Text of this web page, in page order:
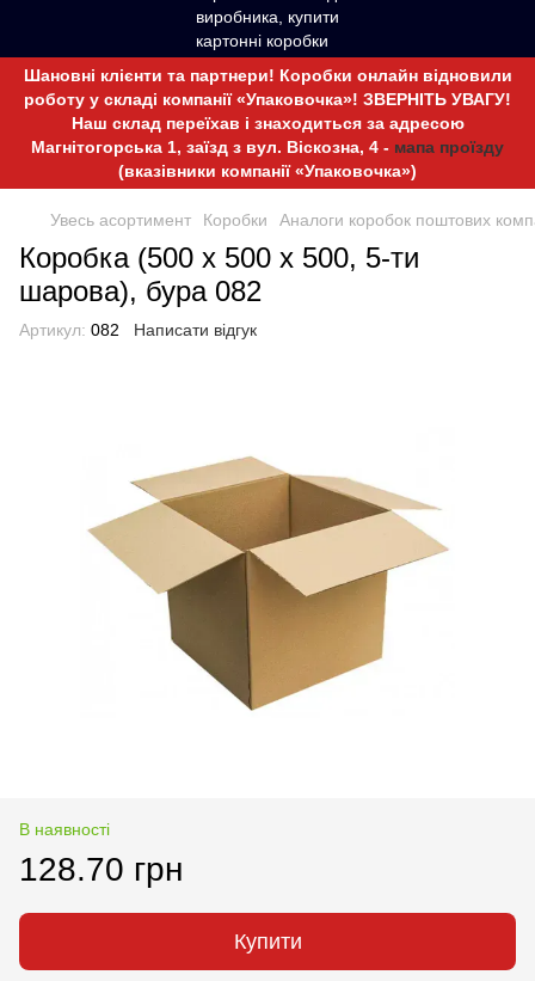
Шановні клієнти та партнери! Коробки онлайн відновили
роботу у складі компанії «Упаковочка»! ЗВЕРНІТЬ УВАГУ!
Наш склад переїхав і знаходиться за адресою
Магнітогорська 1, заїзд з вул. Віскозна, 4 - мапа проїзду
(вказівники компанії «Упаковочка»)
Увесь асортимент Коробки Аналоги коробок поштових
Коробка (500 х 500 х 500, 5-ти
шарова), бура 082
Артикул: 082 Написати відгук
В наявності
128.70 грн
Купити